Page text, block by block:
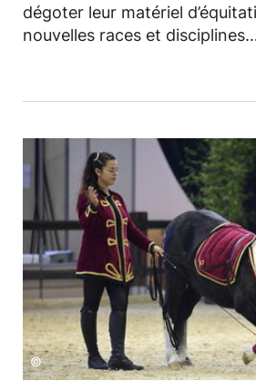
dégoter leur matériel
nouvelles races et
©